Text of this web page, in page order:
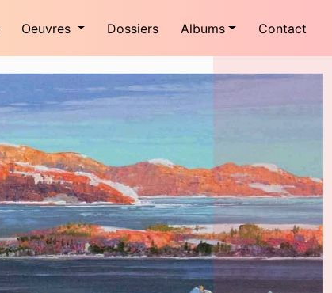
Oeuvres Dossiers Albums Contact